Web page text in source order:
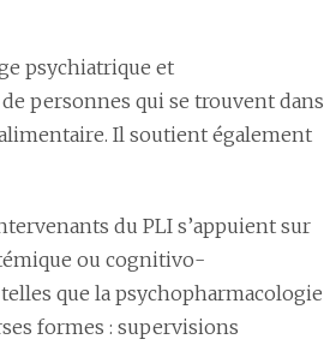
psychiatrique et
personnes qui se trouvent dans
Il soutient également
du PLI s’appuient sur
ou cognitivo-
que la psychopharmacologie
formes : supervisions